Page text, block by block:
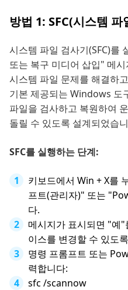
방법 1: SFC(시스템
시스템 파일 검사기(SFC)를
또는 복구 미디어 삽입" 메
시스템 파일 문제를 해결하
기본 제공되는 Windows 도
파일을 검사하고 복원하여
돌릴 수 있도록 설계되었습
SFC를 실행하는 단계:
키보드에서 Win + X를
프트(관리자)" 또는
다.
메시지가 표시되면 "예
이스를 변경할 수 있도
명령 프롬프트 또는
력합니다:
sfc /scannow